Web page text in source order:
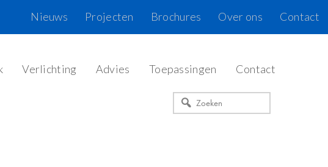
Contact
Over ons
Brochures
Projecten
Nieuws
Verlichting Advies Toepassingen Contact
Zoeken